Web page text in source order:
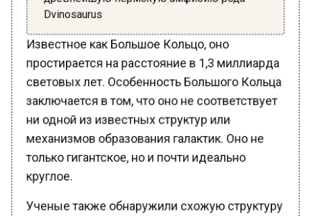
Dvinosaurus
Известное как Большое Кольцо, оно
простирается на расстояние в 1,3 миллиарда
световых лет. Особенность Большого Кольца
заключается в том, что оно не соответствует
ни одной из известных структур или
механизмов образования галактик. Оно не
только гигантское, но и почти идеально
круглое.
Ученые также обнаружили схожую структуру